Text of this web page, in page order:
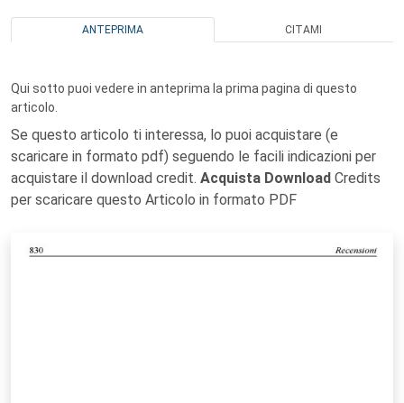
ANTEPRIMA CITAMI
Qui sotto puoi vedere in anteprima la prima pagina di questo
articolo.
Se questo articolo ti interessa, lo puoi acquistare (e
scaricare in formato pdf) seguendo le facili indicazioni per
acquistare il download credit. Acquista Download Credits
per scaricare questo Articolo in formato PDF